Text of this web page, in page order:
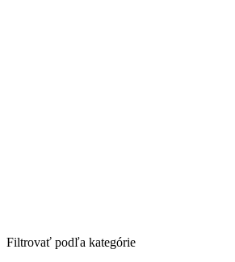
Filtrovať podľa kategórie